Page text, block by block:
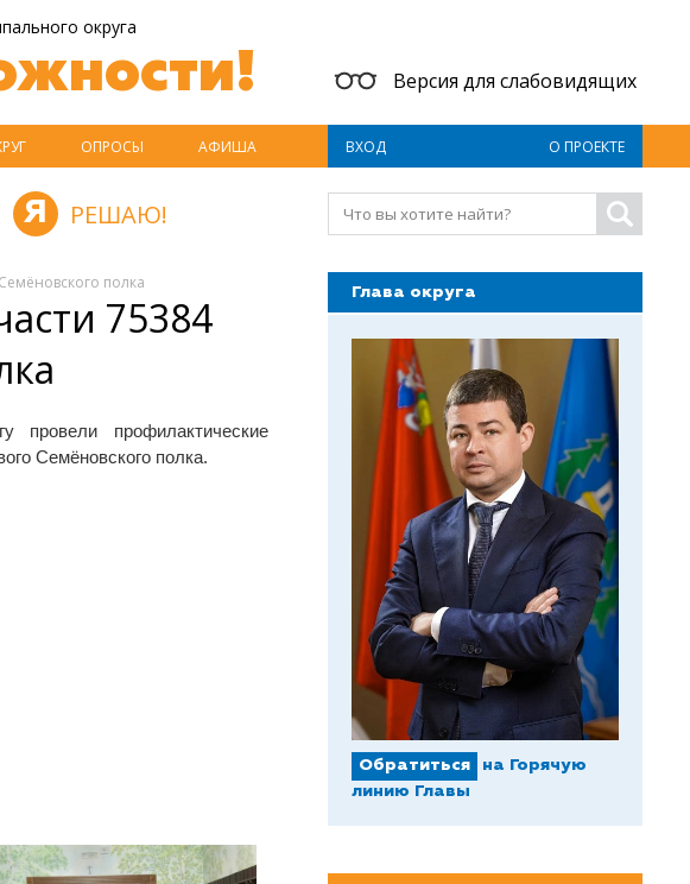
округа
Версия для слабовидящих
ОПРОСЫ АФИША ВХОД О ПРОЕКТЕ
РЕШАЮ!
полка
75384
провели профилактические
Семёновского полка.
Глава округа
Обратиться
на Горячую
линию Главы